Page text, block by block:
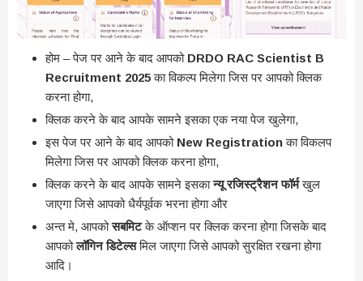
होम – पेज पर आने के बाद आपको DRDO RAC Scientist B
Recruitment 2025का विकल्प मिलेगा जिस पर आपको क्लिक
करना होगा,
क्लिक करने के बाद आपके सामने इसका एक नया पेज खुलेगा,
इस पेज पर आने के बाद आपको New Registrationका विकलप
मिलेगा जिस पर आपको क्लिक करना होगा,
क्लिक करने के बाद आपके सामने इसकान्यू रजिस्ट्रैशन फॉर्मखुल
जाएगा जिसे आपको धैर्यपूर्वक भरना होगा और
अन्त मे, आपकोसबमिटके ऑप्शन पर क्लिक करना होगा जिसके बाद
आपकोलॉगिन डिटेल्समिल जाएगा जिसे आपको सुरक्षित रखना होगा
आदि।